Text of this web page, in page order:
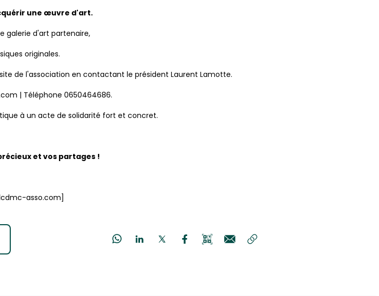
une œuvre d'art.
galerie d'art partenaire,
originales.
de l'association en contactant le président Laurent Lamotte.
| Téléphone 0650464686.
à un acte de solidarité fort et concret.
et vos partages !
asso.com]